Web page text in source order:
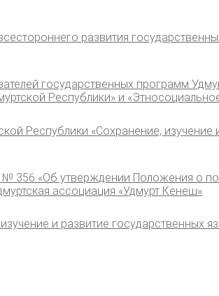
развития
государственных программ
Республики» и
Республики «Сохранение, изучение
356 «Об утверждении Положения о
ассоциация «Удмурт Кенеш»
и развитие государственных